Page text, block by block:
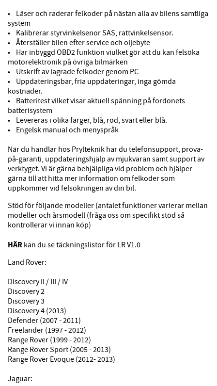
• Läser och raderar felkoder på nästan alla av bilens samtliga
system
• Kalibrerar styrvinkelsenor SAS, rattvinkelsensor.
• Återställer bilen efter service och oljebyte
• Har inbyggd OBD2 funktion viulket gör att du kan felsöka
motorelektronik på övriga bilmärken
• Utskrift av lagrade felkoder genom PC
• Uppdateringsbar, fria uppdateringar, inga gömda
kostnader.
• Batteritest vilket visar aktuell spänning på fordonets
batterisystem
• Levereras i olika färger, blå, röd, svart eller blå.
• Engelsk manual och menyspråk
När du handlar hos Prylteknik har du telefonsupport, prova-
på-garanti, uppdateringshjälp av mjukvaran samt support av
verktyget. Vi är gärna behjälpliga vid problem och hjälper
gärna till att hitta mer information om felkoder som
uppkommer vid felsökningen av din bil.
Stöd för följande modeller (antalet funktioner varierar mellan
modeller och årsmodell (fråga oss om specifikt stöd så
kontrollerar vi innan köp)
HÄR kan du se täckningslistor för LR V1.0
Land Rover:
Discovery II / III / IV
Discovery 2
Discovery 3
Discovery 4 (2013)
Defender (2007 - 2011)
Freelander (1997 - 2012)
Range Rover (1999 - 2012)
Range Rover Sport (2005 - 2013)
Range Rover Evoque (2012- 2013)
Jaguar: